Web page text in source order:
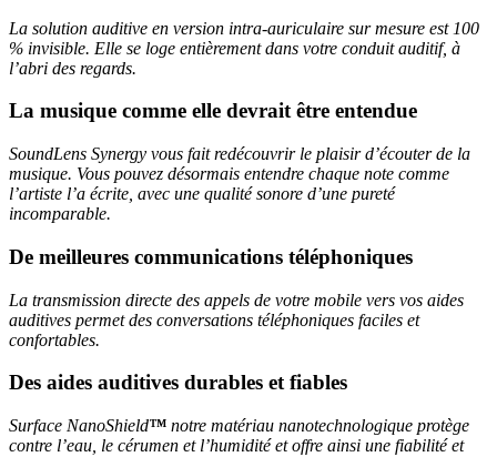
La solution auditive en version intra-auriculaire sur mesure est 100
% invisible. Elle se loge entièrement dans votre conduit auditif, à
l’abri des regards.
La musique comme elle devrait être entendue
SoundLens Synergy vous fait redécouvrir le plaisir d’écouter de la
musique. Vous pouvez désormais entendre chaque note comme
l’artiste l’a écrite, avec une qualité sonore d’une pureté
incomparable.
De meilleures communications téléphoniques
La transmission directe des appels de votre mobile vers vos aides
auditives permet des conversations téléphoniques faciles et
confortables.
Des aides auditives durables et fiables
Surface NanoShield™ notre matériau nanotechnologique protège
contre l’eau, le cérumen et l’humidité et offre ainsi une fiabilité et